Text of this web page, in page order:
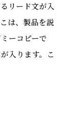
リード文が入
は、製品を説
ーコピーで
入ります。こ